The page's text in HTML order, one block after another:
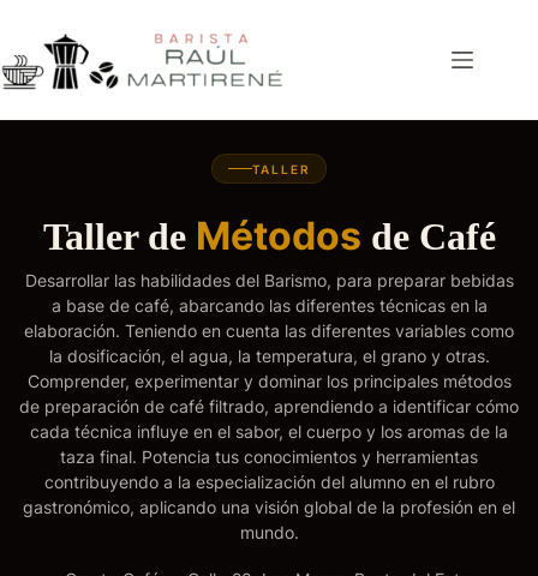
contenido
TALLER
Taller de Métodos de Café
Desarrollar las habilidades del Barismo, para preparar bebidas
a base de café, abarcando las diferentes técnicas en la
elaboración. Teniendo en cuenta las diferentes variables como
la dosificación, el agua, la temperatura, el grano y otras.
Comprender, experimentar y dominar los principales métodos
de preparación de café filtrado, aprendiendo a identificar cómo
cada técnica influye en el sabor, el cuerpo y los aromas de la
taza final. Potencia tus conocimientos y herramientas
contribuyendo a la especialización del alumno en el rubro
gastronómico, aplicando una visión global de la profesión en el
mundo.